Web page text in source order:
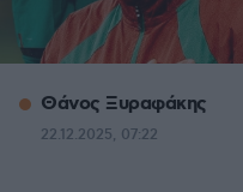
Θάνος Ξυραφάκης
22.12.2025, 07:22